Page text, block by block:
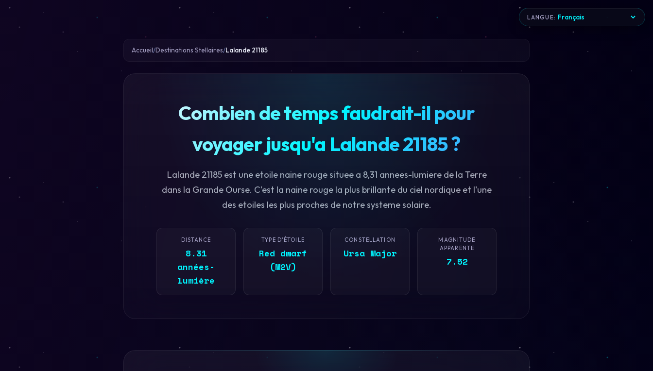
LANGUE:
Accueil Destinations Stellaires Lalande 21185
Combien de temps faudrait-il pour
voyager jusqu'a Lalande 21185 ?
Lalande 21185 est une etoile naine rouge situee a 8,31 annees-lumiere de la Terre
dans la Grande Ourse. C'est la naine rouge la plus brillante du ciel nordique et l'une
des etoiles les plus proches de notre systeme solaire.
DISTANCE
8.31
années-
lumière
TYPE D'ÉTOILE
Red dwarf
(M2V)
CONSTELLATION
Ursa Major
MAGNITUDE
APPARENTE
7.52